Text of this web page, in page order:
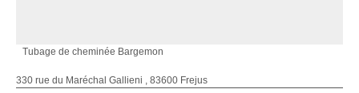
Tubage de cheminée Bargemon
330 rue du Maréchal Gallieni , 83600 Frejus